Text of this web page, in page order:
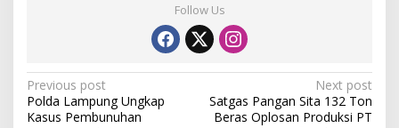
Follow Us
P
o
Previous post
Polda Lampung Ungkap
Kasus Pembunuhan
Next post
Satgas Pangan Sita 132 Ton
Beras Oplosan Produksi PT